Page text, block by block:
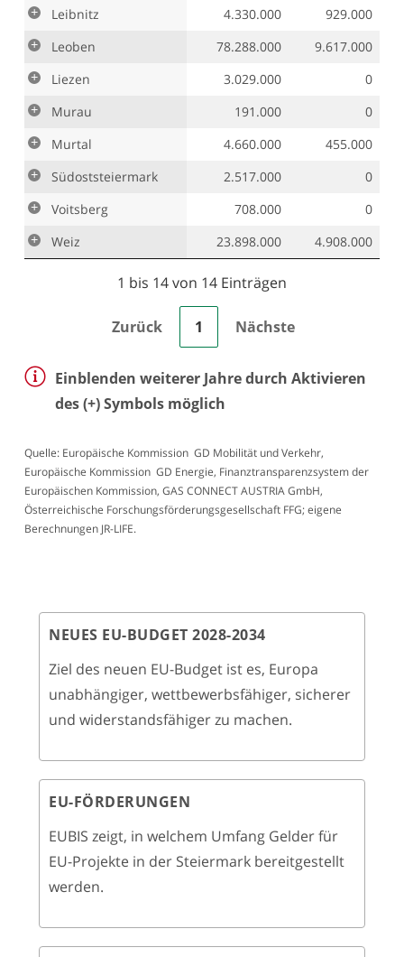
Leibnitz
4.330.000
929.000
Leoben
78.288.000
9.617.000
Liezen
3.029.000
0
Murau
191.000
0
Murtal
4.660.000
455.000
Südoststeiermark
2.517.000
0
Voitsberg
708.000
0
Weiz
23.898.000 4.908.000
1 bis 14 von 14 Einträgen
Zurück 1 Nächste
Einblenden weiterer Jahre durch Aktivieren
des (+) Symbols möglich
Quelle: Europäische Kommission  GD Mobilität und Verkehr,
Europäische Kommission  GD Energie, Finanztransparenzsystem der
Europäischen Kommission, GAS CONNECT AUSTRIA GmbH,
Österreichische Forschungsförderungsgesellschaft FFG; eigene
Berechnungen JR-LIFE.
NEUES EU-BUDGET 2028-2034
Ziel des neuen EU-Budget ist es, Europa
unabhängiger, wettbewerbsfähiger, sicherer
und widerstandsfähiger zu machen.
EU-FÖRDERUNGEN
EUBIS zeigt, in welchem Umfang Gelder für
EU-Projekte in der Steiermark bereitgestellt
werden.